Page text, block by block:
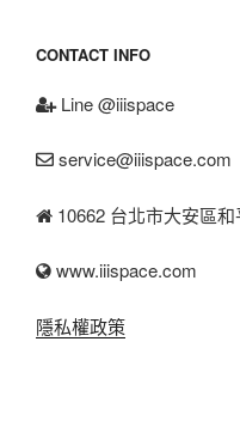
CONTACT INFO
Line @iiispace
service@iiispace.com
10662 台北市大安區
www.iiispace.com
隱私權政策